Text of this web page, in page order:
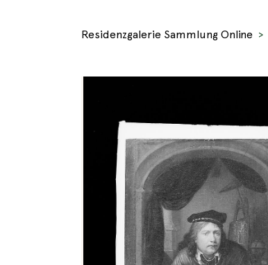
Residenzgalerie Sammlung Online